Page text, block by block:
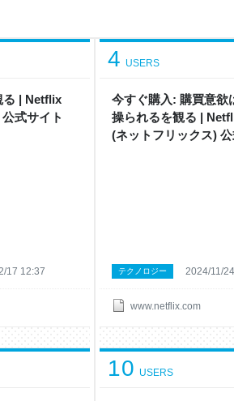
る | Netflix
公 式サ イ ト
17 12:37
今すぐ購入: 購買意欲
操られる を観 る |
( ネ ッ ト フ リ ッ ク ス )
4 USERS
www.netflix.com
テクノロジー 2024/11/
10 USERS